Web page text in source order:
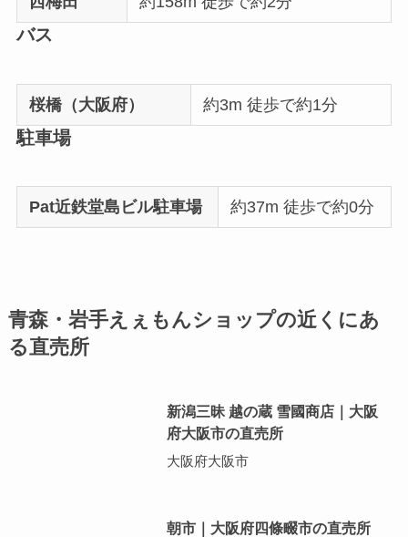
バス
桜橋（大阪府） 約3m 徒歩で約1分
駐車場
Pat近鉄堂島ビル駐車場 約37m 徒歩で約0分
青森・岩手えぇもんショップの近くにあ
る直売所
新潟三昧 越の蔵 雪國商店｜大阪
府大阪市の直売所
大阪府大阪市
朝市｜大阪府四條畷市の直売所